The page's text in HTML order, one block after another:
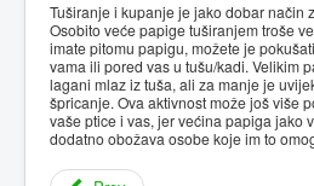
Tuširanje i kupanje je jako dobar način
Osobito veće papige tuširanjem troše
imate pitomu papigu, možete je
vama ili pored vas u tušu/kadi. Velikim
lagani mlaz iz tuša, ali za manje je
špricanje. Ova aktivnost može još više
vaše ptice i vas, jer većina papiga jako
dodatno obožava osobe koje im to